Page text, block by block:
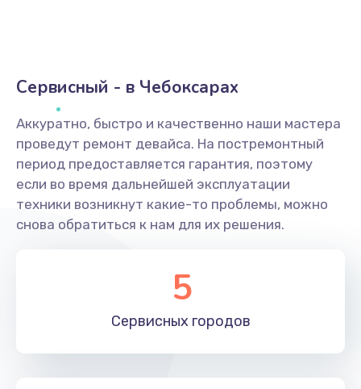
Сервисный - в Чебоксарах
Аккуратно, быстро и качественно наши мастера
проведут ремонт девайса. На постремонтный
период предоставляется гарантия, поэтому
если во время дальнейшей эксплуатации
техники возникнут какие-то проблемы, можно
снова обратиться к нам для их решения.
5
Сервисных городов